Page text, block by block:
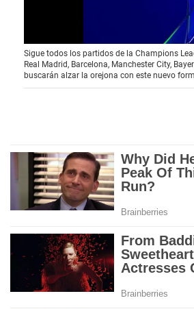
0
o
f
3
9
Sigue todos los partidos de la Champions
Real Madrid, Barcelona, Manchester City,
buscarán alzar la orejona con este nuevo